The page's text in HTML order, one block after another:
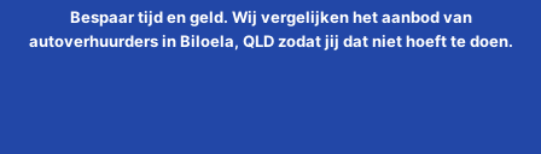
Bespaar tijd en geld. Wij vergelijken het aanbod van
autoverhuurders in Biloela, QLD zodat jij dat niet hoeft te doen.